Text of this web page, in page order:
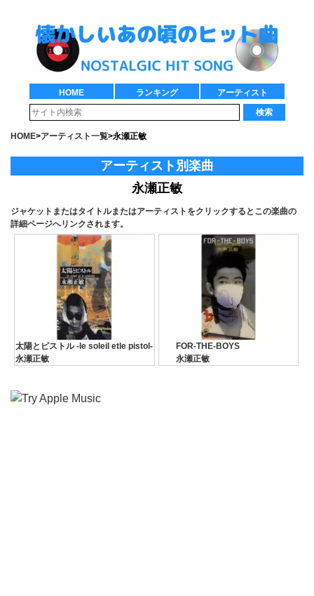
HOME ランキング
アーティスト
検索
HOME>アーティスト一覧>永瀬正敏
アーティスト別楽曲
永瀬正敏
ジャケットまたはタイトルまたはアーティストをクリックするとこの楽曲の
詳細ページへリンクされます。
太陽とピストル -le soleil etle pistol-
永瀬正敏
FOR-THE-BOYS
永瀬正敏